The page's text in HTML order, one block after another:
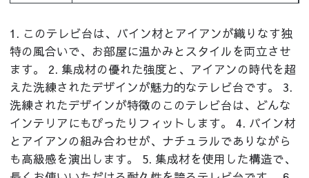
1. このテレビ台は、パイン材とアイアンが織りなす独
特の風合いで、お部屋に温かみとスタイルを両立させ
ます。 2. 集成材の優れた強度と、アイアンの時代を超
えた洗練されたデザインが魅力的なテレビ台です。 3.
洗練されたデザインが特徴のこのテレビ台は、どんな
インテリアにもぴったりフィットします。 4. パイン材
とアイアンの組み合わせが、ナチュラルでありながら
も高級感を演出します。 5. 集成材を使用した構造で、